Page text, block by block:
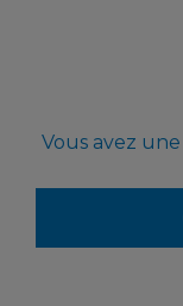
Vous avez